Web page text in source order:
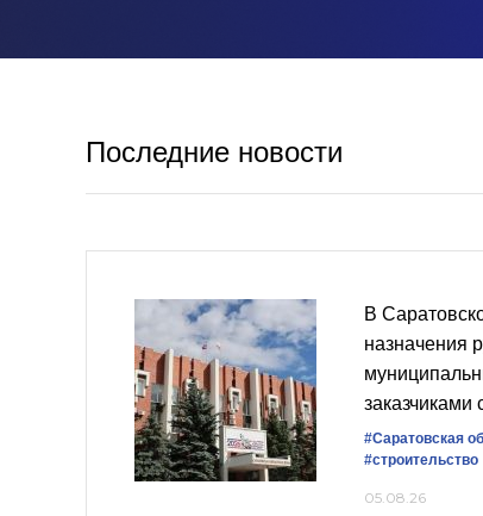
Последние новости
В
назначения
заказчиками
#Саратовская
#строительство
05.08.26